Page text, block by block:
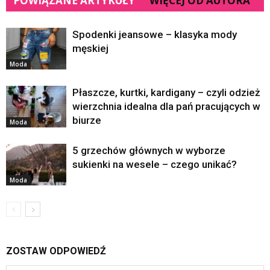
Moda
Spodenki jeansowe – klasyka mody
męskiej
Moda
Płaszcze, kurtki, kardigany – czyli odzież
wierzchnia idealna dla pań pracujących w
biurze
Moda
5 grzechów głównych w wyborze
sukienki na wesele – czego unikać?
ZOSTAW ODPOWIEDŹ